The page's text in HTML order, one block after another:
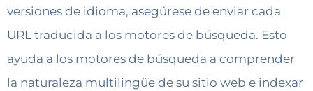
versiones de idioma, asegúrese de enviar cada
URL traducida a los motores de búsqueda. Esto
ayuda a los motores de búsqueda a comprender
la naturaleza multilingüe de su sitio web e indexar